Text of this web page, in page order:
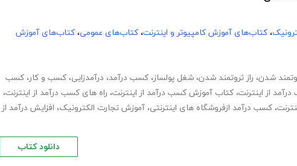
، کتاب‌های آموزش کامپیوتر و اینترنت، کتاب‌های عمومی، کتاب‌های آموزش
شدن، راز ثروتمند شدن، شغل پولساز، کسب درآمد، درآمدزایی، کسب و کار، کسب
از اینترنت، کتاب آموزش کسب درآمد از اینترنت، راه های کسب درآمد از اینترنت،
، کسب درآمد ازفروشگاه های اینترنتی، آموزش تجارت الکترونیک، افزایش درآمد از
دانلود کتاب